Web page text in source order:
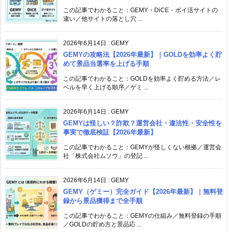
この記事でわかること：GEMY・DiCE・ポイ活サイトの
違い／他サイトの落とし穴 ...
2026年6月14日 : GEMY
GEMYの攻略法【2026年最新】｜GOLDを効率よく貯
めて景品当選率を上げる手順
この記事でわかること：GOLDを効率よく貯める方法／レ
ベルを早く上げる順序／ゲミ ...
2026年6月14日 : GEMY
GEMYは怪しい？詐欺？運営会社・違法性・安全性を
事実で徹底検証【2026年最新】
この記事でわかること：GEMYが怪しくない根拠／運営会
社「株式会社ムソウ」の登記 ...
2026年6月14日 : GEMY
GEMY（ゲミー）完全ガイド【2026年最新】｜無料登
録から景品獲得まで全手順
この記事でわかること：GEMYの仕組み／無料登録の手順
／GOLDの貯め方と景品応 ...